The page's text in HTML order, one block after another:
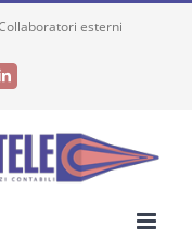
esterni
LinkedIn